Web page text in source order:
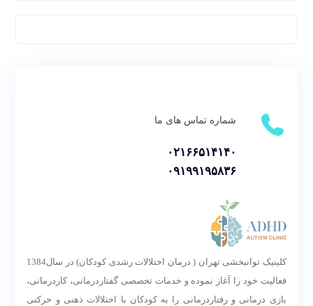
شماره تماس های ما
۰۲۱۶۶۵۱۴۱۴۰
۰۹۱۹۹۱۹۵۸۳۶
کلینیک توانبخشی تهران ( درمان اختلالات رشدی کودکان) در سال1384
فعالیت خود را آغاز نموده و خدمات تخصصی گفتاردرمانی، کاردرمانی،
بازی درمانی و رفتاردرمانی را به کودکان با اختلالات ذهنی و حرکتی